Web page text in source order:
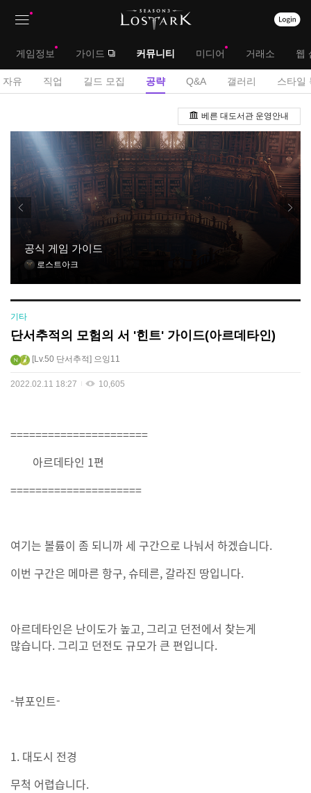
뉴
대
메
게임정보 가이드 커뮤니티 미디어 거래소 웹
서
메
뉴
자유 직업 길드 모집 공략 Q&A 갤러리 스타일
략
판
베른 대도서관 운영안내
공식 게임 가이드
로스트아크
기타
단서추적의 모험의 서 '힌트' 가이드(아르데타인)
Lv.50 단서추적 으잉11
2022.02.11 18:27 10,605
======================
아르데타인 1편
=====================
여기는 볼륨이 좀 되니까 세 구간으로 나눠서 하겠습니다.
이번 구간은 메마른 항구, 슈테른, 갈라진 땅입니다.
아르데타인은 난이도가 높고, 그리고 던전에서 찾는게
많습니다. 그리고 던전도 규모가 큰 편입니다.
-뷰포인트-
1. 대도시 전경
무척 어렵습니다.